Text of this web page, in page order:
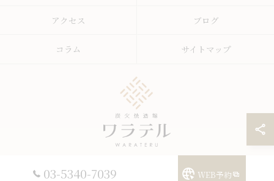
03-5340-7039 WEB予約
アクセス ブログ
コラム サイトマップ
© 2026 東京都中野区の居酒屋ならワラテル ALL RIGHTS RESERVED.